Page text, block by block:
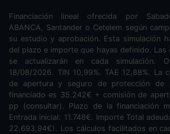
Financiación lineal ofrecida por
ABANCA, Santander o Cetelem según
su estudio y aprobación. Esta simulación
del plazo e importe que hayas definido. Las
se actualizarán en cada simulación.
18/08/2026. TIN 10,99%. TAE 12,88%. La
de apertura y seguro de protección de
financiado es 35.242€ + comisión de
pp (consultar). Plazo de la financiación
Entrada inicial: 11.748€. Importe Total
22.693,94€). Los cálculos facilitados en